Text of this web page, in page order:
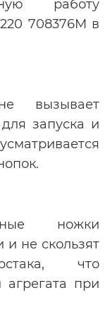
работу
708376M в
вызывает
запуска и
ножки
не скользят
что
агрегата при